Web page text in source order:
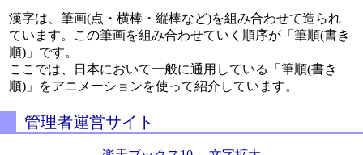
漢字は、筆画(点・横棒・縦棒など)を組み合わせて造られ
ています。この筆画を組み合わせていく順序が「筆順(書き
順)」です。
ここでは、日本において一般に通用している「筆順(書き
順)」をアニメーションを使って紹介しています。
管理者運営サイト